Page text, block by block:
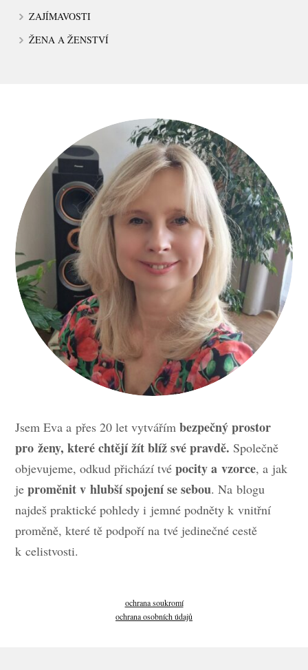
ZAJÍMAVOSTI
ŽENA A ŽENSTVÍ
Jsem Eva a přes 20 let vytvářímbezpečný prostor
pro ženy, které chtějí žít blíž své pravdě. Společně
objevujeme, odkud přichází tvépocity a vzorce, a jak
jeproměnit v hlubší spojení se sebou. Na blogu
najdeš praktické pohledy i jemné podněty k vnitřní
proměně, které tě podpoří na tvé jedinečné cestě
k celistvosti.
ochrana soukromí
ochrana osobních údajů